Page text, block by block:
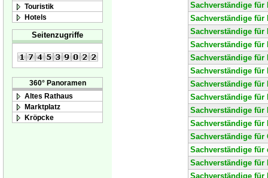
Touristik
Hotels
Seitenzugriffe
360° Panoramen
Altes Rathaus
Marktplatz
Kröpcke
Sachverständige für
Sachverständige für
Sachverständige für
Sachverständige für
Sachverständige
Sachverständige
Sachverständige für
Sachverständige für
Sachverständige für
Sachverständige für
Sachverständige für
Sachverständige für
Sachverständige für
Sachverständige für